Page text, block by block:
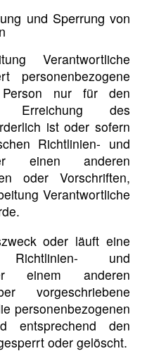
und Sperrung von
Verantwortliche
personenbezogene
nur für den
des
ist oder sofern
Richtlinien- und
einen anderen
oder Vorschriften,
Verantwortliche
oder läuft eine
Richtlinien- und
einem anderen
vorgeschriebene
personenbezogenen
entsprechend den
oder gelöscht.